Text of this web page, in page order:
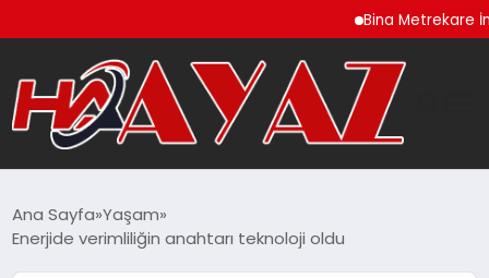
Bina Metrekare İnşaat
DÜNYA
Ana Sayfa Yaşam
Enerjide verimliliğin anahtarı teknoloji oldu